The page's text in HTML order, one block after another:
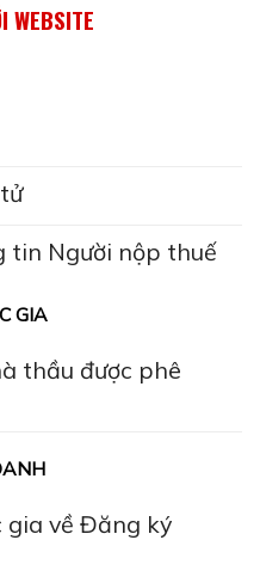
WEBSITE
tin Người nộp thuế
GIA
thầu được phê
gia về Đăng ký